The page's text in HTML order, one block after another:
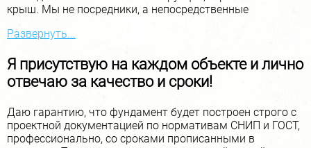
крыш. Мы не посредники, а непосредственные
обширным опытом работы в Москве и Московской
области, и они готовы приступить к выполнению
фундаментных работ в самые короткие сроки!
профессионального инструмента мы помогаем нашим
клиентам экономить до 20% на работах, доставке и
материале.
Развернуть...
Я присутствую на каждом объекте и лично
отвечаю за качество и сроки!
Даю гарантию, что фундамент будет построен строго с
проектной документацией по нормативам СНИП и ГОСТ,
профессионально, со сроками прописанными в